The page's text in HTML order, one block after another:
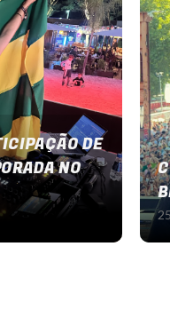
DE
NO